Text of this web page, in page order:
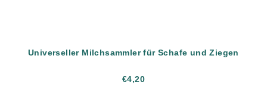
Universeller Milchsammler für Schafe und Ziegen
€4,20